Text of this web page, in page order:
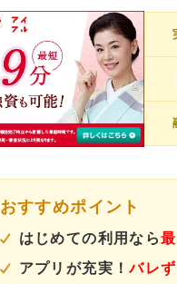
おすすめポイント
はじめての利用なら
アプリが充実！バレ